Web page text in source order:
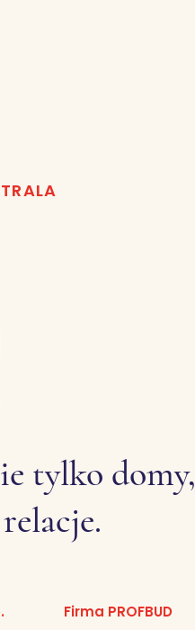
tylko domy,
Firma PROFBUD